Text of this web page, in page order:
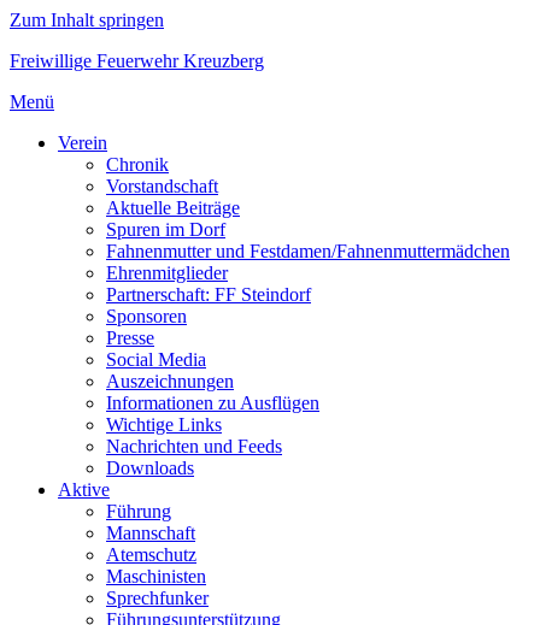
Zum Inhalt springen
Freiwillige Feuerwehr Kreuzberg
Menü
Verein
Chronik
Vorstandschaft
Aktuelle Beiträge
Spuren im Dorf
Fahnenmutter und Festdamen/Fahnenmuttermädchen
Ehrenmitglieder
Partnerschaft: FF Steindorf
Sponsoren
Presse
Social Media
Auszeichnungen
Informationen zu Ausflügen
Wichtige Links
Nachrichten und Feeds
Downloads
Aktive
Führung
Mannschaft
Atemschutz
Maschinisten
Sprechfunker
Führungsunterstützung